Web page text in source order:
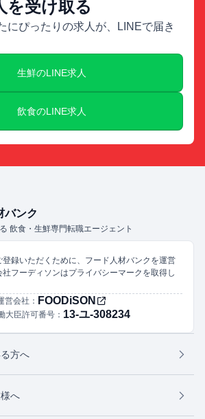
を受け取る
にぴったりの求人が、LINEで届き
生鮮のLINE求人
飲食のLINE求人
バンク
飲食・生鮮専門転職エージェント
登録いただくために、フード人材バンクを運営
社フーディソンはプライバシーマークを取得し
営会社： FOODiSON
大臣許可番号： 13-ユ-308234
方へ
へ